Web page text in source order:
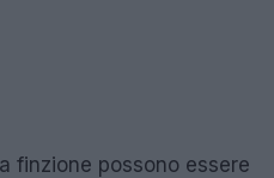
finzione possono essere